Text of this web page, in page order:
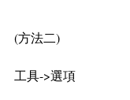
(方法二)
工具->選項